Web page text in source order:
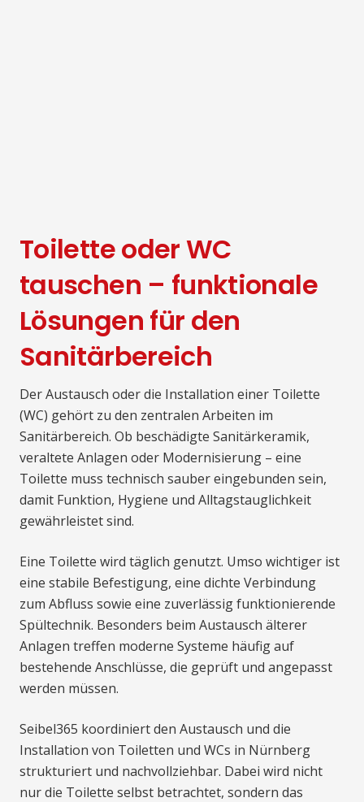
Toilette oder WC
tauschen – funktionale
Lösungen für den
Sanitärbereich
Der Austausch oder die Installation einer Toilette
(WC) gehört zu den zentralen Arbeiten im
Sanitärbereich. Ob beschädigte Sanitärkeramik,
veraltete Anlagen oder Modernisierung – eine
Toilette muss technisch sauber eingebunden sein,
damit Funktion, Hygiene und Alltagstauglichkeit
gewährleistet sind.
Eine Toilette wird täglich genutzt. Umso wichtiger ist
eine stabile Befestigung, eine dichte Verbindung
zum Abfluss sowie eine zuverlässig funktionierende
Spültechnik. Besonders beim Austausch älterer
Anlagen treffen moderne Systeme häufig auf
bestehende Anschlüsse, die geprüft und angepasst
werden müssen.
Seibel365 koordiniert den Austausch und die
Installation von Toiletten und WCs in Nürnberg
strukturiert und nachvollziehbar. Dabei wird nicht
nur die Toilette selbst betrachtet, sondern das